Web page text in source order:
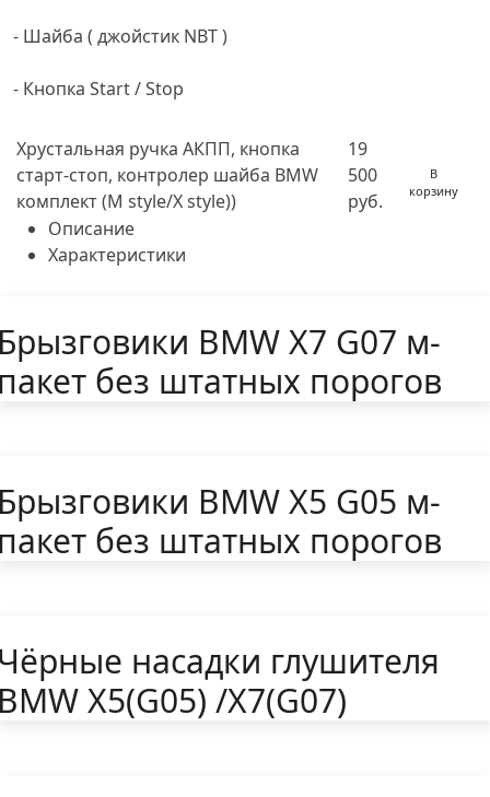
- Шайба ( джойстик NBT )
- Кнопка Start / Stop
Хрустальная ручка АКПП, кнопка
старт-стоп, контролер шайба BMW
комплект (M style/X style))
19
500
руб.
В
корзину
Описание
Характеристики
BMW X7 G07 м-
без штатных порогов
BMW X5 G05 м-
без штатных порогов
насадки глушителя
X5(G05) /X7(G07)